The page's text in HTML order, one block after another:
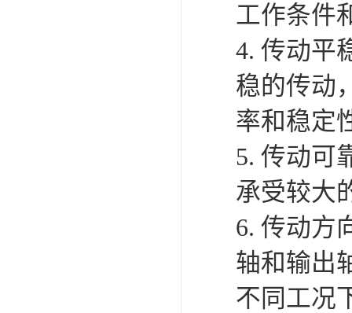
工作条件
4. 传动平
稳的传动
率和稳定
5. 传动可
承受较大
6. 传动方
轴和输出
不同工况